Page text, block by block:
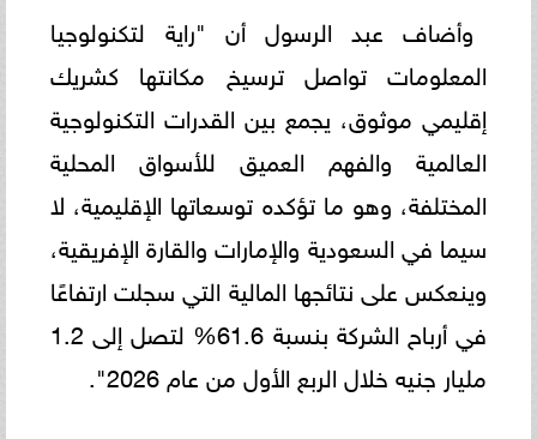
وأضاف عبد الرسول أن "راية لتكنولوجيا
المعلومات تواصل ترسيخ مكانتها كشريك
إقليمي موثوق، يجمع بين القدرات التكنولوجية
العالمية والفهم العميق للأسواق المحلية
المختلفة، وهو ما تؤكده توسعاتها الإقليمية، لا
سيما في السعودية والإمارات والقارة الإفريقية،
وينعكس على نتائجها المالية التي سجلت ارتفاعًا
في أرباح الشركة بنسبة 61.6% لتصل إلى 1.2
مليار جنيه خلال الربع الأول من عام 2026".